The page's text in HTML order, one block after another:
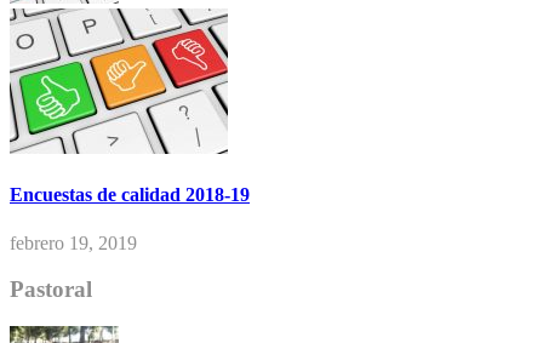
Encuestas de calidad 2018-19
febrero 19, 2019
Pastoral